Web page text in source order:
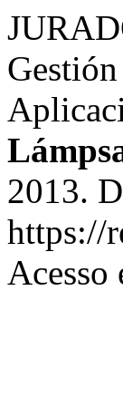
2013.
https://
Acesso